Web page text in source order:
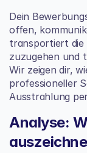
Dein
offen,
transportiert die
zuzugehen und
Wir zeigen dir,
professioneller
Ausstrahlung
Analyse: